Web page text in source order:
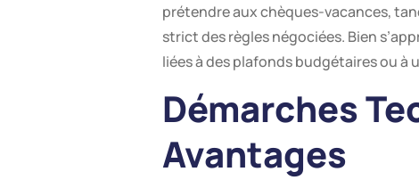
prétendre aux chèques-vacances,
strict des règles négociées. Bien
liées à des plafonds budgétaires ou à
Démarches
Avantages